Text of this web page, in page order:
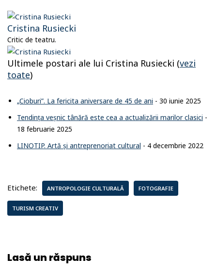
Cristina Rusiecki
Critic de teatru.
Ultimele postari ale lui Cristina Rusiecki (vezi
toate)
„Cioburi”. La fericita aniversare de 45 de ani - 30 iunie 2025
Tendința veșnic tânără este cea a actualizării marilor clasici -
18 februarie 2025
LINOTIP. Artă și antreprenoriat cultural - 4 decembrie 2022
Etichete: ANTROPOLOGIE CULTURALĂ FOTOGRAFIE
TURISM CREATIV
Lasă un răspuns